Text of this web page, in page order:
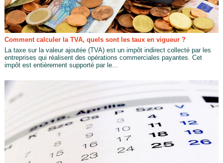
Comment calculer la TVA, quels sont les taux en vigueur ?
La taxe sur la valeur ajoutée (TVA) est un impôt indirect collecté par les
entreprises qui réalisent des opérations commerciales payantes. Cet
impôt est entièrement supporté par le...